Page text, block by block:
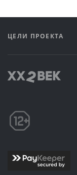
ЦЕЛИ ПРОЕКТА